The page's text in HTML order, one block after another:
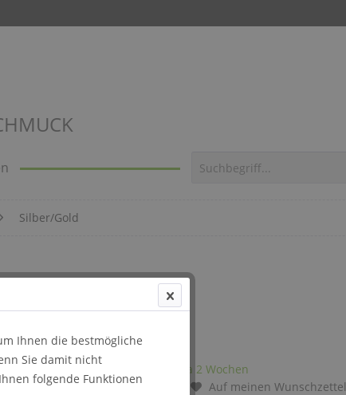
Silber/Gold
Lieferzeit: ca 2 Wochen
Vergleichen
Auf meinen Wunschzettel
Ihnen die bestmögliche
Sie damit nicht
folgende Funktionen